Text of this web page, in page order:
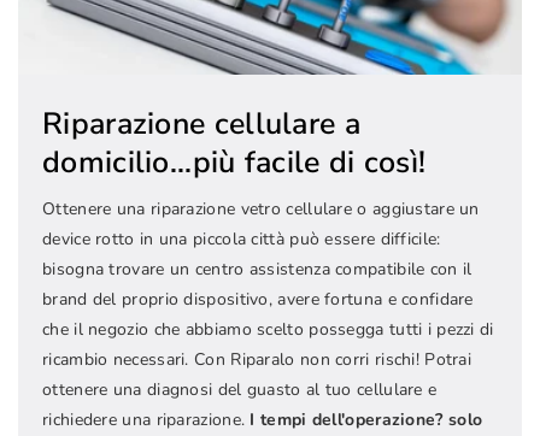
Riparazione cellulare a
domicilio...più facile di così!
Ottenere una riparazione vetro cellulare o aggiustare un
device rotto in una piccola città può essere difficile:
bisogna trovare un centro assistenza compatibile con il
brand del proprio dispositivo, avere fortuna e confidare
che il negozio che abbiamo scelto possegga tutti i pezzi di
ricambio necessari. Con Riparalo non corri rischi! Potrai
ottenere una diagnosi del guasto al tuo cellulare e
richiedere una riparazione. I tempi dell'operazione? solo